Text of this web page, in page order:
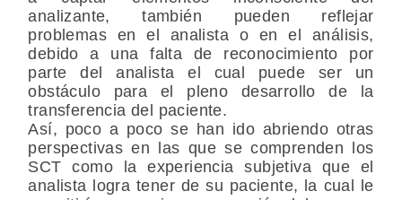
analizante, también pueden reflejar
problemas en el analista o en el análisis,
debido a una falta de reconocimiento por
parte del analista el cual puede ser un
obstáculo para el pleno desarrollo de la
transferencia del paciente.
Así, poco a poco se han ido abriendo otras
perspectivas en las que se comprenden los
SCT como la experiencia subjetiva que el
analista logra tener de su paciente, la cual le